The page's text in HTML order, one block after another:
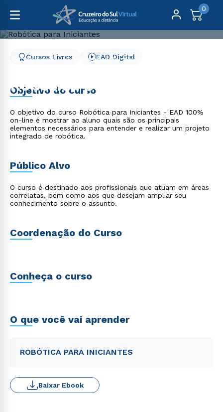
0
Cursos Livres
Engenharia e Tecnologia
Robótica para Iniciantes
Cursos Livres EAD Digital
Objetivo do curso
O objetivo do curso Robótica para Iniciantes - EAD 100%
on-line é mostrar ao aluno quais são os principais
elementos necessários para entender e realizar um projeto
integrado de robótica.
Público Alvo
O curso é destinado aos profissionais que atuam em áreas
correlatas, bem como aos que desejam ampliar seu
conhecimento sobre o assunto.
Coordenação do Curso
Conheça o curso
O que você vai aprender
ROBÓTICA PARA INICIANTES
Baixar Ebook